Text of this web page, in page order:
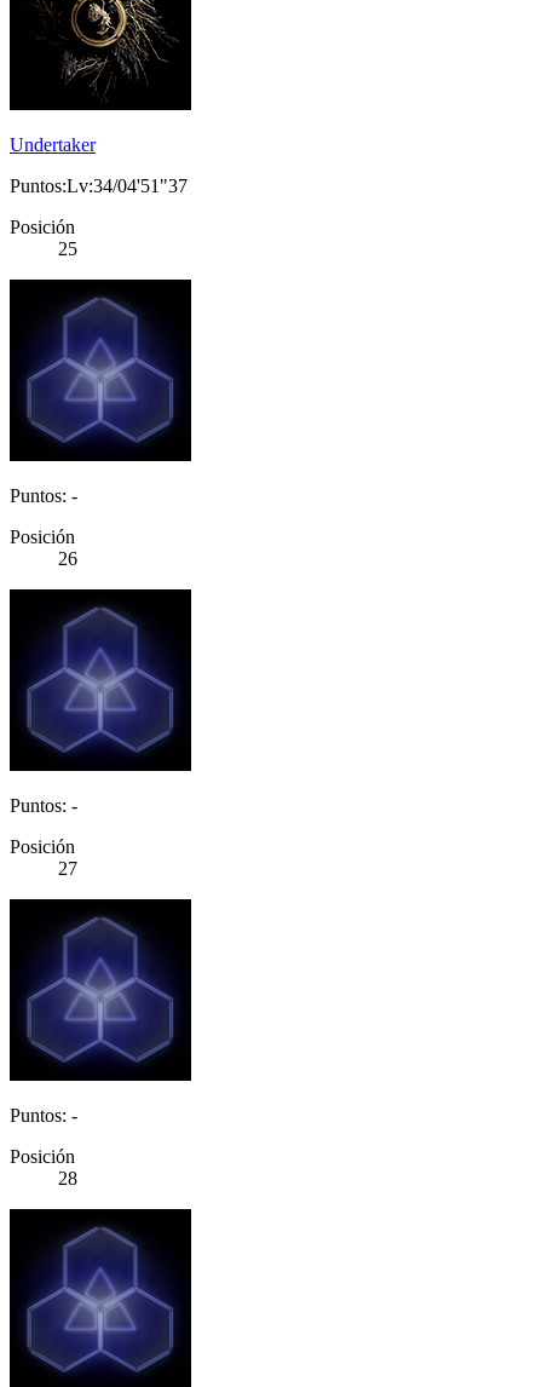
Undertaker
Puntos:Lv:34/04'51"37
Posición
25
Puntos: -
Posición
26
Puntos: -
Posición
27
Puntos: -
Posición
28